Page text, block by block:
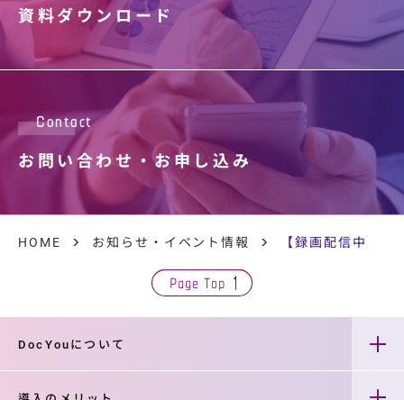
資料ダウンロード
Contact
お問い合わせ・お申し込み
HOME お知らせ・イベント情報 【録画配信中】
Page Top
DocYouについて